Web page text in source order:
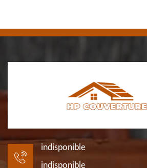
indisponible
indisponible